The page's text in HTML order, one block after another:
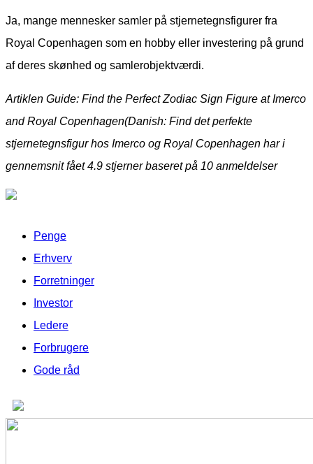
Ja, mange mennesker samler på stjernetegnsfigurer fra
Royal Copenhagen som en hobby eller investering på grund
af deres skønhed og samlerobjektværdi.
Artiklen Guide: Find the Perfect Zodiac Sign Figure at Imerco
and Royal Copenhagen(Danish: Find det perfekte
stjernetegnsfigur hos Imerco og Royal Copenhagen har i
gennemsnit fået4.9 stjerner baseret på 10 anmeldelser
Penge
Erhverv
Forretninger
Investor
Ledere
Forbrugere
Gode råd